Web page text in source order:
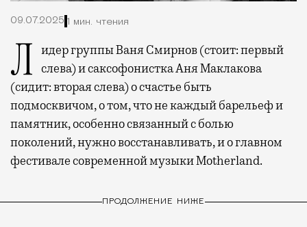
09.07.2025 1 мин. чтения
Лидер группы Ваня Смирнов (стоит: первый слева) и саксофонистка Аня Маклакова
(сидит: вторая слева) о счастье быть
подмосквичом, о том, что не каждый барельеф и
памятник, особенно связанный с болью
поколений, нужно восстанавливать, и о главном
фестивале современной музыки Motherland.
ПРОДОЛЖЕНИЕ НИЖЕ